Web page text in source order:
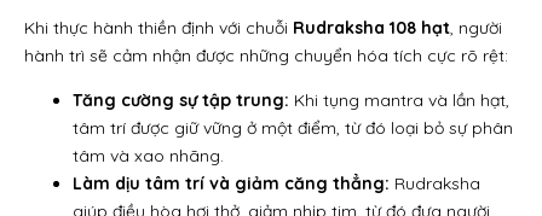
Khi thực hành thiền định với chuỗi Rudraksha 108 hạt, người
hành trì sẽ cảm nhận được những chuyển hóa tích cực rõ rệt:
Tăng cường sự tập trung: Khi tụng mantra và lần hạt,
tâm trí được giữ vững ở một điểm, từ đó loại bỏ sự phân
tâm và xao nhãng.
Làm dịu tâm trí và giảm căng thẳng: Rudraksha
giúp điều hòa hơi thở, giảm nhịp tim, từ đó đưa người